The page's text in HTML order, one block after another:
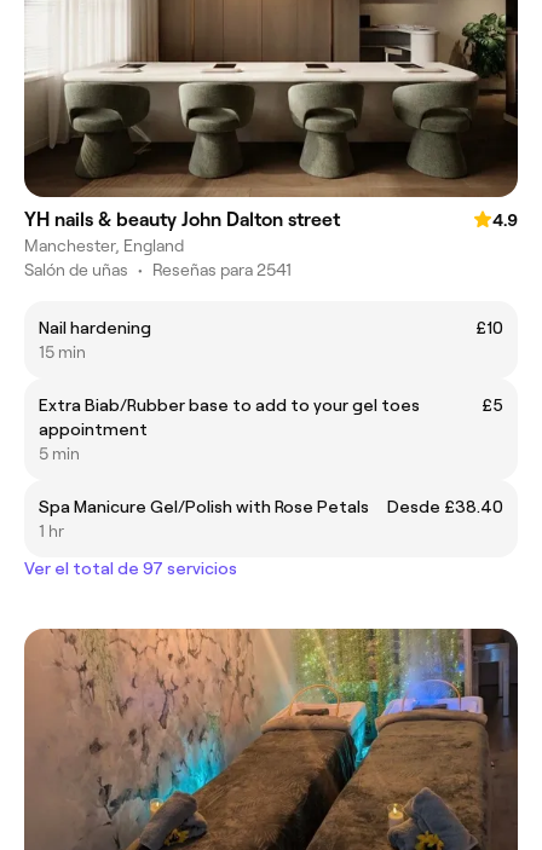
YH nails & beauty John Dalton street
4.9
Manchester, England
Salón de uñas • Reseñas para 2541
Nail hardening
£10
15 min
Extra Biab/Rubber base to add to your gel toes
appointment
£5
5 min
Spa Manicure Gel/Polish with Rose Petals
Desde £38.40
1 hr
Ver el total de 97 servicios